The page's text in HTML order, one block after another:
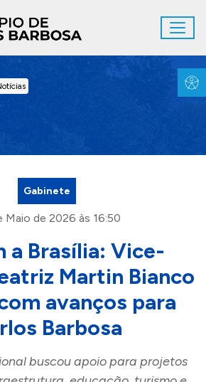
Gabinete
Maio de 2026 às 16:50
a Brasília: Vice-
Martin Bianco
avanços para
Barbosa
buscou apoio para projetos